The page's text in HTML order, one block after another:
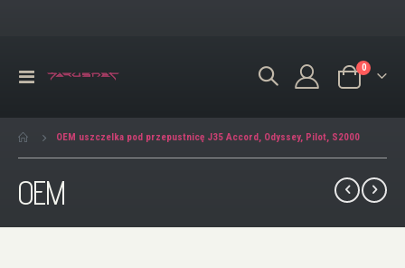
Przełącznik
Koszyk
0produkty/
OEM uszczelka pod przepustnicę J35 Accord, Odyssey, Pilot, S2000
OEM